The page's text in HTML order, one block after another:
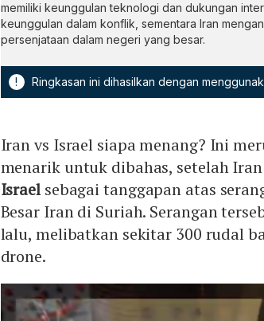
memiliki keunggulan teknologi dan dukungan
keunggulan dalam konflik, sementara Iran
persenjataan dalam negeri yang besar.
! Ringkasan ini dihasilkan dengan
Iran vs Israel siapa menang? Ini
menarik untuk dibahas, setelah
Israelsebagai tanggapan atas
Besar Iran di Suriah. Serangan
lalu, melibatkan sekitar 300 rudal
drone.